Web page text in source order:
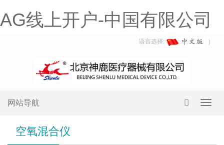
AG线上开户-中国有限公司
语言选择:
网站导航
空氧混合仪